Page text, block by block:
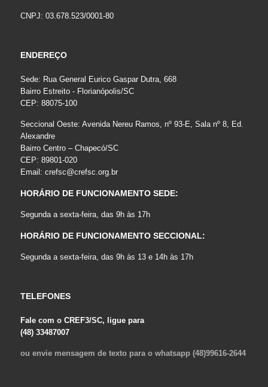
CNPJ: 03.678.523/0001-80
ENDEREÇO
Sede: Rua General Eurico Gaspar Dutra, 668
Bairro Estreito - Florianópolis/SC
CEP: 88075-100
Seccional Oeste: Avenida Nereu Ramos, nº 93-E, Sala nº 8, Ed.
Alexandre
Bairro Centro – Chapecó/SC
CEP: 89801-020
Email: crefsc@crefsc.org.br
HORÁRIO DE FUNCIONAMENTO SEDE:
Segunda a sexta-feira, das 9h às 17h
HORÁRIO DE FUNCIONAMENTO SECCIONAL:
Segunda a sexta-feira, das 9h às 13 e 14h às 17h
TELEFONES
Fale com o CREF3/SC, ligue para
(48) 33487007
ou envie mensagem de texto para o whatsapp (48)99616-2644